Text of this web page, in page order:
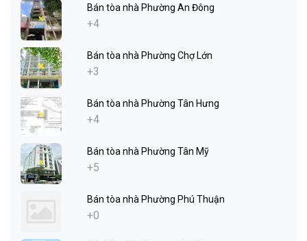
Bán tòa nhà Phường An Đông
+4
Bán tòa nhà Phường Chợ Lớn
+3
Bán tòa nhà Phường Tân Hưng
+4
Bán tòa nhà Phường Tân Mỹ
+5
Bán tòa nhà Phường Phú Thuận
+0